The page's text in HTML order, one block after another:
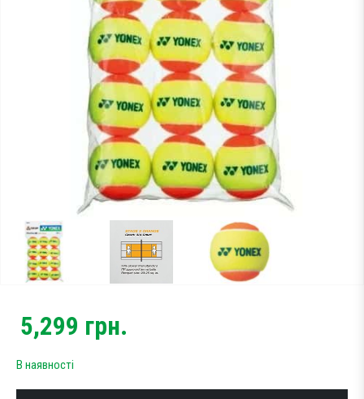
Тестові ракетки
5,299 грн.
В наявності